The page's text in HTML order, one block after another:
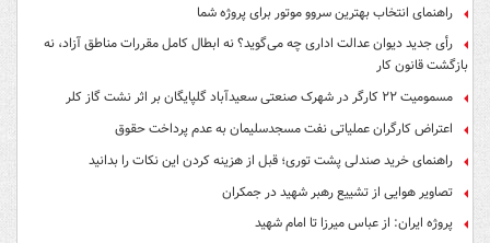
راهنمای انتخاب بهترین سروو موتور برای پروژه شما
رأی جدید دیوان عدالت اداری چه می‌گوید؟ نه ابطال کامل مقررات مناطق آزاد، نه
بازگشت قانون کار
مسمومیت ۲۲ کارگر در شهرک صنعتی سعیدآباد گلپایگان بر اثر نشت گاز کلر
اعتراض کارگران عملیاتی نفت مسجدسلیمان به عدم پرداخت حقوق
راهنمای خرید صندلی پشت توری؛ قبل از هزینه کردن این نکات را بدانید
تصاویر هوایی از تشییع رهبر شهید در جمکران
پروژه ایران: از عباس میرزا تا امام شهید